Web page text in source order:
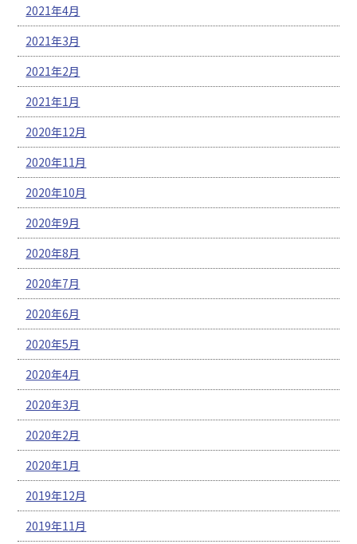
2021年4月
2021年3月
2021年2月
2021年1月
2020年12月
2020年11月
2020年10月
2020年9月
2020年8月
2020年7月
2020年6月
2020年5月
2020年4月
2020年3月
2020年2月
2020年1月
2019年12月
2019年11月